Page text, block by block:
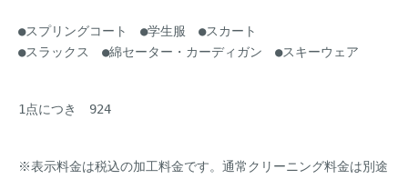
●スプリングコート ●学生服 ●スカート
●スラックス ●綿セーター・カーディガン ●スキーウェア
1点につき 924
※表示料金は税込の加工料金です。通常クリーニング料金は別途